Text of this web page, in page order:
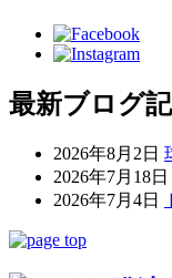
最新ブログ
2026年8月2日
2026年7月18日
2026年7月4日